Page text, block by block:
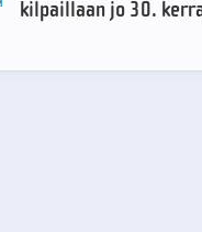
kilpaillaan jo 30.